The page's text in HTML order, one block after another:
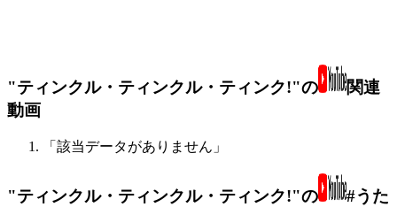
"ティンクル・ティンクル・ティンク!"の
関連
動画
「該当データがありません」
"ティンクル・ティンクル・ティンク!"の
#うた